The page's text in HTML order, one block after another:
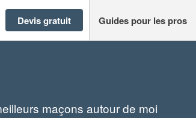
Devis gratuit Guides pour les pros
maçons autour de moi